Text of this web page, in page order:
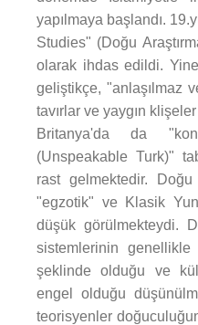
yapılmaya başlandı.
Studies" (Doğu
olarak ihdas edildi.
geliştikçe, "anlaşılmaz
tavırlar ve yaygın
Britanya'da da
(Unspeakable Turk)"
rast gelmektedir.
"egzotik" ve Klasik
düşük görülmekteydi.
sistemlerinin
şeklinde olduğu ve
engel olduğu
teorisyenler